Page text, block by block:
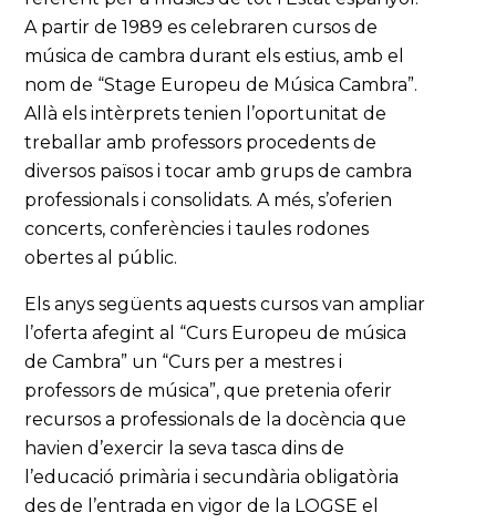
A partir de 1989 es celebraren cursos de
música de cambra durant els estius, amb el
nom de “Stage Europeu de Música Cambra”.
Allà els intèrprets tenien l’oportunitat de
treballar amb professors procedents de
diversos països i tocar amb grups de cambra
professionals i consolidats. A més, s’oferien
concerts, conferències i taules rodones
obertes al públic.
Els anys següents aquests cursos van ampliar
l’oferta afegint al “Curs Europeu de música
de Cambra” un “Curs per a mestres i
professors de música”, que pretenia oferir
recursos a professionals de la docència que
havien d’exercir la seva tasca dins de
l’educació primària i secundària obligatòria
des de l’entrada en vigor de la LOGSE el